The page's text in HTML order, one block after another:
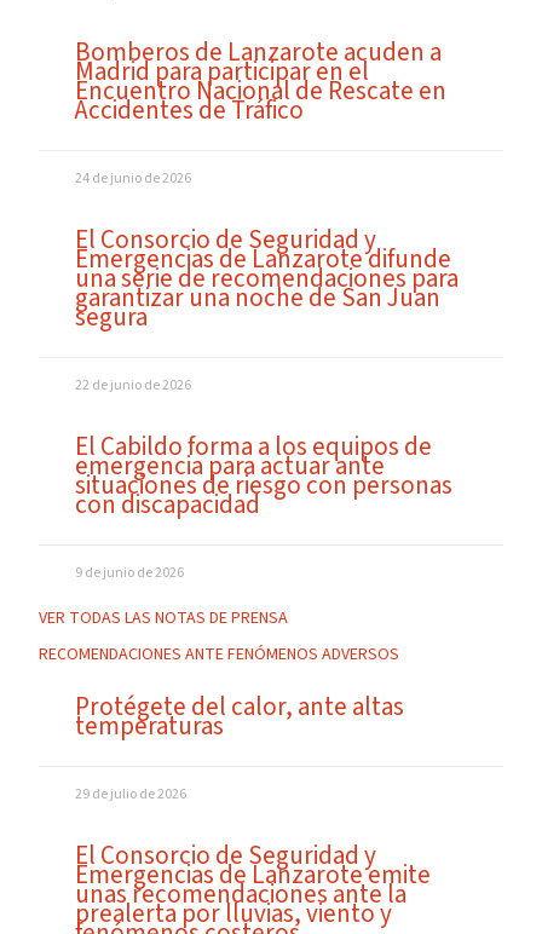
Bomberos de Lanzarote acuden a
Madrid para participar en el
Encuentro Nacional de Rescate en
Accidentes de Tráfico
24 de junio de 2026
El Consorcio de Seguridad y
Emergencias de Lanzarote difunde
una serie de recomendaciones para
garantizar una noche de San Juan
segura
22 de junio de 2026
El Cabildo forma a los equipos de
emergencia para actuar ante
situaciones de riesgo con personas
con discapacidad
9 de junio de 2026
VER TODAS LAS NOTAS DE PRENSA
RECOMENDACIONES ANTE FENÓMENOS ADVERSOS
Protégete del calor, ante altas
temperaturas
29 de julio de 2026
El Consorcio de Seguridad y
Emergencias de Lanzarote emite
unas recomendaciones ante la
prealerta por lluvias, viento y